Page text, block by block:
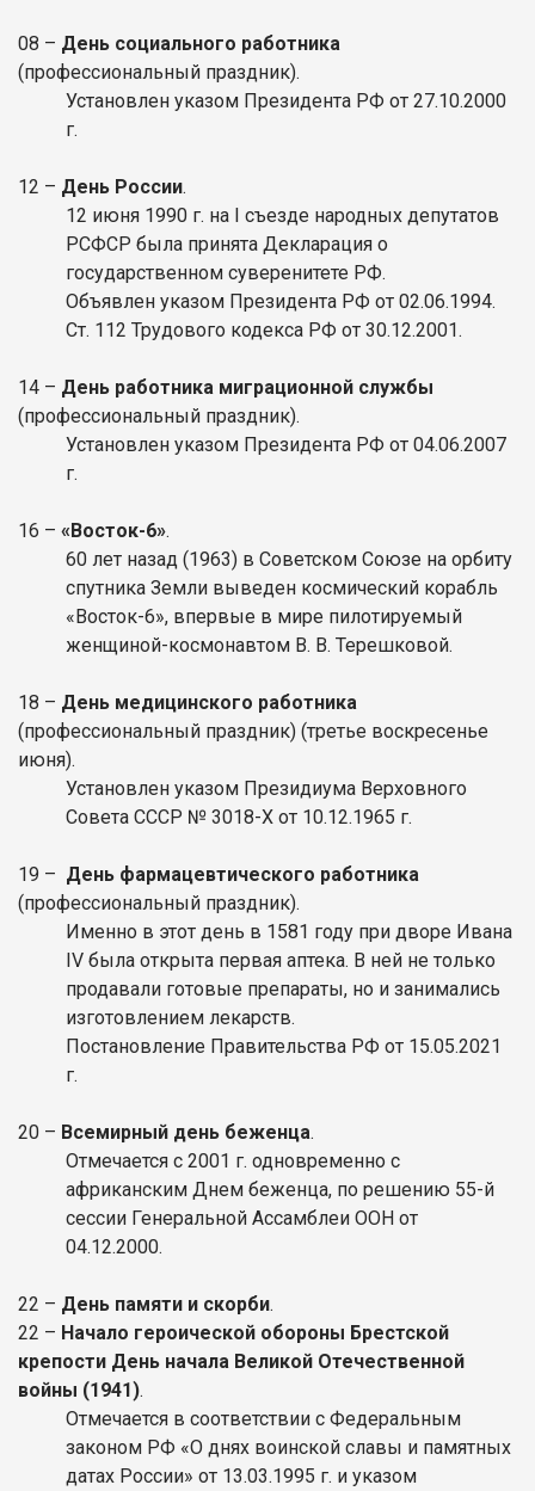
08 – День социального работника
(профессиональный праздник).
Установлен указом Президента РФ от 27.10.2000
г.
12 – День России.
12 июня 1990 г. на I съезде народных депутатов
РСФСР была принята Декларация о
государственном суверенитете РФ.
Объявлен указом Президента РФ от 02.06.1994.
Ст. 112 Трудового кодекса РФ от 30.12.2001.
14 – День работника миграционной службы
(профессиональный праздник).
Установлен указом Президента РФ от 04.06.2007
г.
16 – «Восток-6».
60 лет назад (1963) в Советском Союзе на орбиту
спутника Земли выведен космический корабль
«Восток-6», впервые в мире пилотируемый
женщиной-космонавтом В. В. Терешковой.
18 – День медицинского работника
(профессиональный праздник) (третье воскресенье
июня).
Установлен указом Президиума Верховного
Совета СССР № 3018-Х от 10.12.1965 г.
19 – День фармацевтического работника
(профессиональный праздник).
Именно в этот день в 1581 году при дворе Ивана
IV была открыта первая аптека. В ней не только
продавали готовые препараты, но и занимались
изготовлением лекарств.
Постановление Правительства РФ от 15.05.2021
г.
20 – Всемирный день беженца.
Отмечается с 2001 г. одновременно с
африканским Днем беженца, по решению 55-й
сессии Генеральной Ассамблеи ООН от
04.12.2000.
22 – День памяти и скорби.
22 – Начало героической обороны Брестской
крепости День начала Великой Отечественной
войны (1941).
Отмечается в соответствии с Федеральным
законом РФ «О днях воинской славы и памятных
датах России» от 13.03.1995 г. и указом